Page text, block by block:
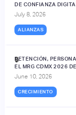
DE CONFIANZA
July 8, 2026
ALIANZAS
RETENCIÓN,
EL MRG CDMX 2026
June 10, 2026
CRECIMIENTO
🔒